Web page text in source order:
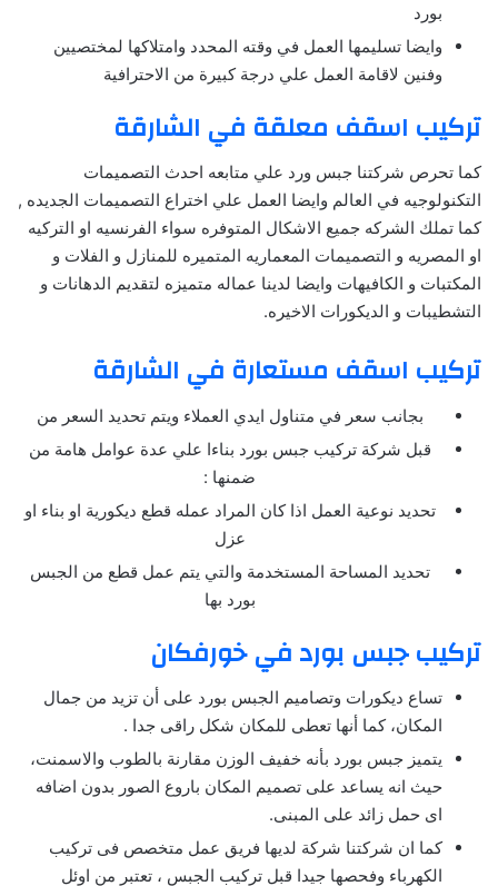
بورد
وايضا تسليمها العمل في وقته المحدد وامتلاكها لمختصيين
وفنين لاقامة العمل علي درجة كبيرة من الاحترافية
تركيب اسقف معلقة في الشارقة
كما تحرص شركتنا جبس ورد علي متابعه احدث التصميمات
التكنولوجيه في العالم وايضا العمل علي اختراع التصميمات الجديده ,
كما تملك الشركه جميع الاشكال المتوفره سواء الفرنسيه او التركيه
او المصريه و التصميمات المعماريه المتميره للمنازل و الفلات و
المكتبات و الكافيهات وايضا لدينا عماله متميزه لتقديم الدهانات و
التشطيبات و الديكورات الاخيره.
تركيب اسقف مستعارة في الشارقة
بجانب سعر في متناول ايدي العملاء ويتم تحديد السعر من
قبل شركة تركيب جبس بورد بناءا علي عدة عوامل هامة من
ضمنها :
تحديد نوعية العمل اذا كان المراد عمله قطع ديكورية او بناء او
عزل
تحديد المساحة المستخدمة والتي يتم عمل قطع من الجبس
بورد بها
تركيب جبس بورد في خورفكان
تساع ديكورات وتصاميم الجبس بورد على أن تزيد من جمال
المكان، كما أنها تعطى للمكان شكل راقى جدا .
يتميز جبس بورد بأنه خفيف الوزن مقارنة بالطوب والاسمنت،
حيث انه يساعد على تصميم المكان باروع الصور بدون اضافه
اى حمل زائد على المبنى.
كما ان شركتنا شركة لديها فريق عمل متخصص فى تركيب
الكهرباء وفحصها جيدا قبل تركيب الجبس ، تعتبر من اوئل